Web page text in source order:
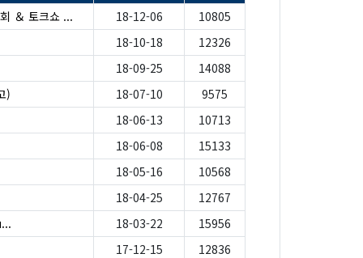
＆ 토크쇼 ...
18-12-06
10805
18-10-18
12326
18-09-25
14088
)
18-07-10
9575
18-06-13
10713
18-06-08
15133
18-05-16
10568
18-04-25
12767
18-03-22
15956
17-12-15
12836